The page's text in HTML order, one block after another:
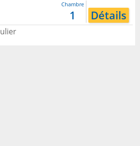
Chambre
1 Détails